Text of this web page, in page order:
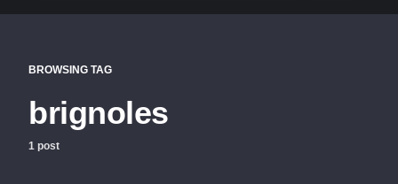
BROWSING TAG
brignoles
1 post